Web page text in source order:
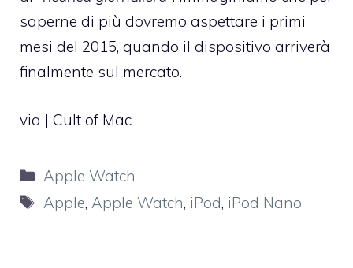
saperne di più dovremo aspettare i primi
mesi del 2015, quando il dispositivo arriverà
finalmente sul mercato.
via | Cult of Mac
Categorie
Apple Watch
Tag
Apple, Apple Watch, iPod, iPod Nano